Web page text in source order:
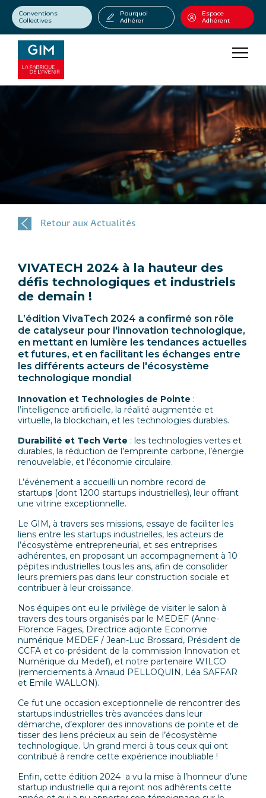
Conventions
Collectives
Pourquoi
Adhérer
Espace
Adhérent
Retour aux Actualités
VIVATECH 2024 à la hauteur des
défis technologiques et industriels
de demain !
L’édition VivaTech 2024 a confirmé son rôle
de catalyseur pour l'innovation technologique,
en mettant en lumière les tendances actuelles
et futures, et en facilitant les échanges entre
les différents acteurs de l'écosystème
technologique mondial
Innovation et Technologies de Pointe :
l’intelligence artificielle, la réalité augmentée et
virtuelle, la blockchain, et les technologies durables.
Durabilité et Tech Verte : les technologies vertes et
durables, la réduction de l’empreinte carbone, l’énergie
renouvelable, et l’économie circulaire.
L’événement a accueilli un nombre record de
startups (dont 1200 startups industrielles), leur offrant
une vitrine exceptionnelle.
Le GIM, à travers ses missions, essaye de faciliter les
liens entre les startups industrielles, les acteurs de
l’écosystème entrepreneurial, et ses entreprises
adhérentes, en proposant un accompagnement à 10
pépites industrielles tous les ans, afin de consolider
leurs premiers pas dans leur construction sociale et
contribuer à leur croissance.
Nos équipes ont eu le privilège de visiter le salon à
travers des tours organisés par le MEDEF (Anne-
Florence Fages, Directrice adjointe Economie
numérique MEDEF / Jean-Luc Brossard, Président de
CCFA et co-président de la commission Innovation et
Numérique du Medef), et notre partenaire WILCO
(remerciements à Arnaud PELLOQUIN, Léa SAFFAR
et Emile WALLON).
Ce fut une occasion exceptionnelle de rencontrer des
startups industrielles très avancées dans leur
démarche, d’explorer des innovations de pointe et de
tisser des liens précieux au sein de l’écosystème
technologique. Un grand merci à tous ceux qui ont
contribué à rendre cette expérience inoubliable !
Enfin, cette édition 2024 a vu la mise à l’honneur d’une
startup industrielle qui a rejoint nos adhérents cette